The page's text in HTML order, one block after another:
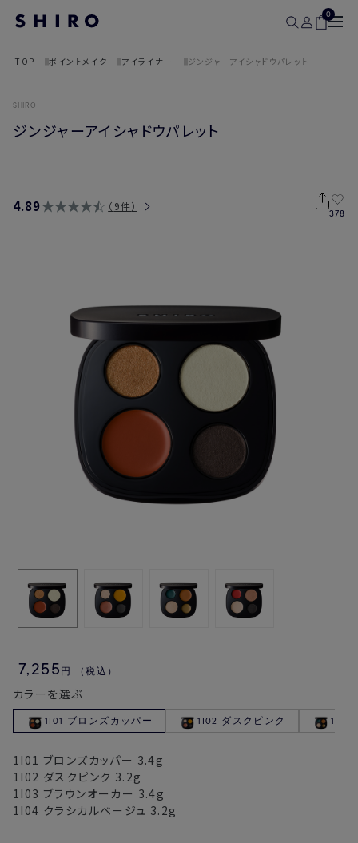
0
TOP ポイントメイク アイライナー ジンジャーアイシャドウパレット
SHIRO
ジンジャーアイシャドウパレット
4.89 9件
378
7,255 円 （税込）
カラーを選ぶ
1I01 ブロンズカッパー 1I02 ダスクピンク 1I03
1I01 ブロンズカッパー 3.4g
1I02 ダスクピンク 3.2g
1I03 ブラウンオーカー 3.4g
1I04 クラシカルベージュ 3.2g